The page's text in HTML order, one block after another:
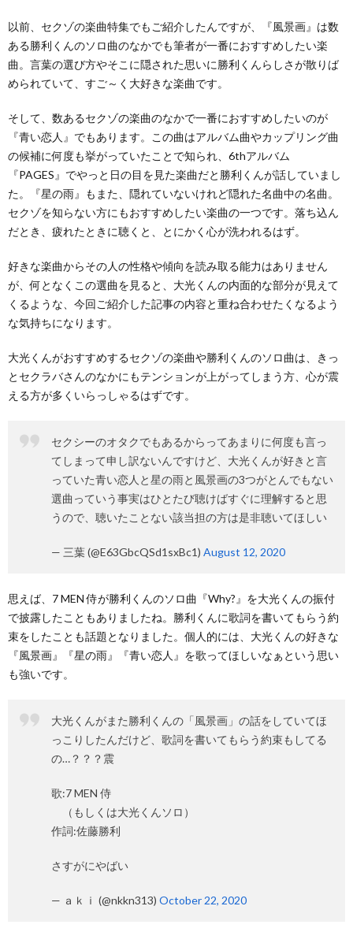
以前、セクゾの楽曲特集でもご紹介したんですが、『風景画』は数
ある勝利くんのソロ曲のなかでも筆者が一番におすすめしたい楽
曲。言葉の選び方やそこに隠された思いに勝利くんらしさが散りば
められていて、すご～く大好きな楽曲です。
そして、数あるセクゾの楽曲のなかで一番におすすめしたいのが
『青い恋人』でもあります。この曲はアルバム曲やカップリング曲
の候補に何度も挙がっていたことで知られ、6thアルバム
『PAGES』でやっと日の目を見た楽曲だと勝利くんが話していまし
た。『星の雨』もまた、隠れていないけれど隠れた名曲中の名曲。
セクゾを知らない方にもおすすめしたい楽曲の一つです。落ち込ん
だとき、疲れたときに聴くと、とにかく心が洗われるはず。
好きな楽曲からその人の性格や傾向を読み取る能力はありません
が、何となくこの選曲を見ると、大光くんの内面的な部分が見えて
くるような、今回ご紹介した記事の内容と重ね合わせたくなるよう
な気持ちになります。
大光くんがおすすめするセクゾの楽曲や勝利くんのソロ曲は、きっ
とセクラバさんのなかにもテンションが上がってしまう方、心が震
える方が多くいらっしゃるはずです。
セクシーのオタクでもあるからってあまりに何度も言っ
てしまって申し訳ないんですけど、大光くんが好きと言
っていた青い恋人と星の雨と風景画の3つがとんでもない
選曲っていう事実はひとたび聴けばすぐに理解すると思
うので、聴いたことない該当担の方は是非聴いてほしい
— 三葉 (@E63GbcQSd1sxBc1) August 12, 2020
思えば、7 MEN 侍が勝利くんのソロ曲『Why?』を大光くんの振付
で披露したこともありましたね。勝利くんに歌詞を書いてもらう約
束をしたことも話題となりました。個人的には、大光くんの好きな
『風景画』『星の雨』『青い恋人』を歌ってほしいなぁという思い
も強いです。
大光くんがまた勝利くんの「風景画」の話をしていてほ
っこりしたんだけど、歌詞を書いてもらう約束もしてる
の…？？？震
歌:7 MEN 侍
（もしくは大光くんソロ）
作詞:佐藤勝利
さすがにやばい
— ａｋｉ (@nkkn313) October 22, 2020